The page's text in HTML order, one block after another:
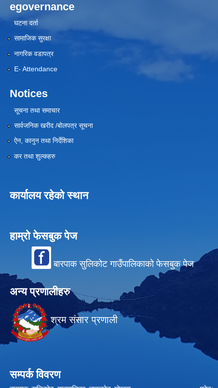
egovernance
घटना दर्ता
सामाजिक सुरक्षा
नागरिक वडापत्र
E- Attendance
Notices
सूचना तथा समाचार
सार्वजनिक खरीद /बोलपत्र सूचना
ऐन, कानुन तथा निर्देशिका
कर तथा शुल्कहरु
कार्यालय रहेको स्थान
हाम्रो फेसबुक पेज
बारपाक सुलिकोट गाउँपालिकाको फेसबुक पेज
अन्य प्रणालीहरु
श्रम संसार प्रणाली
सम्पर्क विवरण